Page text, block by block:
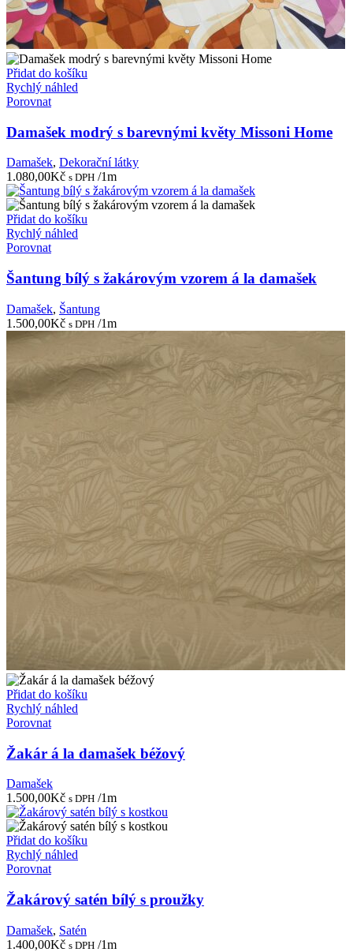
Přidat do košíku
Rychlý náhled
Porovnat
Damašek modrý s barevnými květy Missoni Home
Damašek, Dekorační látky
1.080,00Kč s DPH /1m
Přidat do košíku
Rychlý náhled
Porovnat
Šantung bílý s žakárovým vzorem á la damašek
Damašek, Šantung
1.500,00Kč s DPH /1m
Přidat do košíku
Rychlý náhled
Porovnat
Žakár á la damašek béžový
Damašek
1.500,00Kč s DPH /1m
Přidat do košíku
Rychlý náhled
Porovnat
Žakárový satén bílý s proužky
Damašek, Satén
1.400,00Kč s DPH /1m